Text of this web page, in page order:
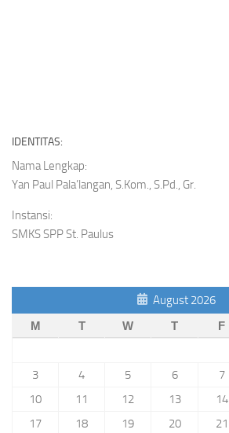
IDENTITAS:
Nama Lengkap:
Yan Paul Pala’langan, S.Kom., S.Pd., Gr.
Instansi:
SMKS SPP St. Paulus
August 2026
M T W T F
3
4 5 6 7
10
11 12 13 14
17
18 19 20 21